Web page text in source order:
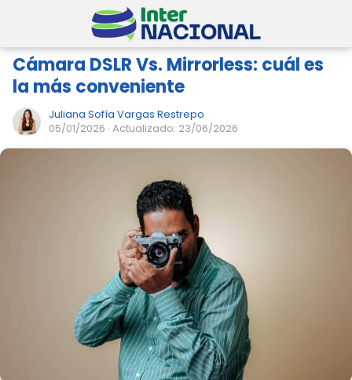
Cámara DSLR Vs. Mirrorless: cuál es
la más conveniente
Juliana Sofía Vargas Restrepo
05/01/2026 · Actualizado: 23/06/2026